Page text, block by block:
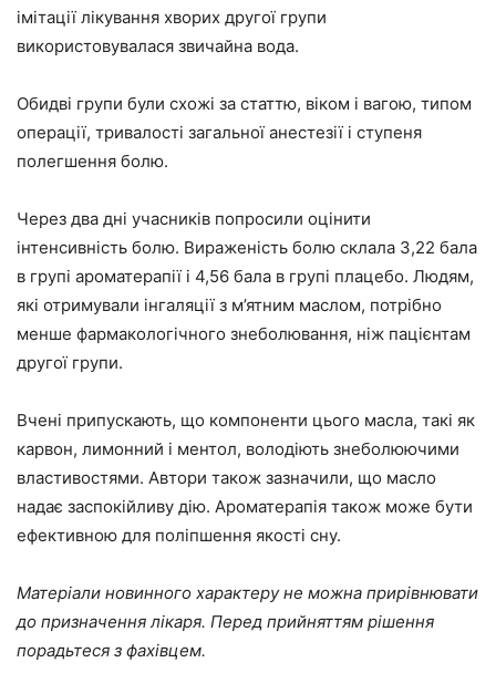
імітації лікування хворих другої групи
використовувалася звичайна вода.
Обидві групи були схожі за статтю, віком і вагою, типом
операції, тривалості загальної анестезії і ступеня
полегшення болю.
Через два дні учасників попросили оцінити
інтенсивність болю. Вираженість болю склала 3,22 бала
в групі ароматерапії і 4,56 бала в групі плацебо. Людям,
які отримували інгаляції з м’ятним маслом, потрібно
менше фармакологічного знеболювання, ніж пацієнтам
другої групи.
Вчені припускають, що компоненти цього масла, такі як
карвон, лимонний і ментол, володіють знеболюючими
властивостями. Автори також зазначили, що масло
надає заспокійливу дію. Ароматерапія також може бути
ефективною для поліпшення якості сну.
Матеріали новинного характеру не можна прирівнювати
до призначення лікаря. Перед прийняттям рішення
порадьтеся з фахівцем.